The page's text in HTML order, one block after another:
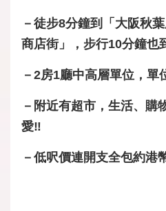
－徒步8分鐘到「大阪秋
商店街」，步行10分鐘也
－2房1廳中高層單位，單
－附近有超市，生活、購
愛‼
－低呎價連開支全包約港